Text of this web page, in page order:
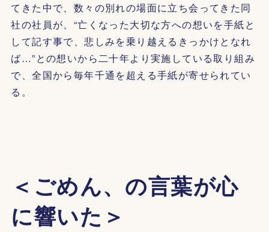
てきた中で、数々の別れの場面に立ち会ってきた同
社の社員が、“亡くなった大切な方への想いを手紙と
して記す事で、悲しみを乗り越えるきっかけとなれ
ば…”との想いから二十年より実施している取り組み
で、全国から毎年千通を超える手紙が寄せられてい
る。
＜ごめん、の言葉が心
に響いた＞